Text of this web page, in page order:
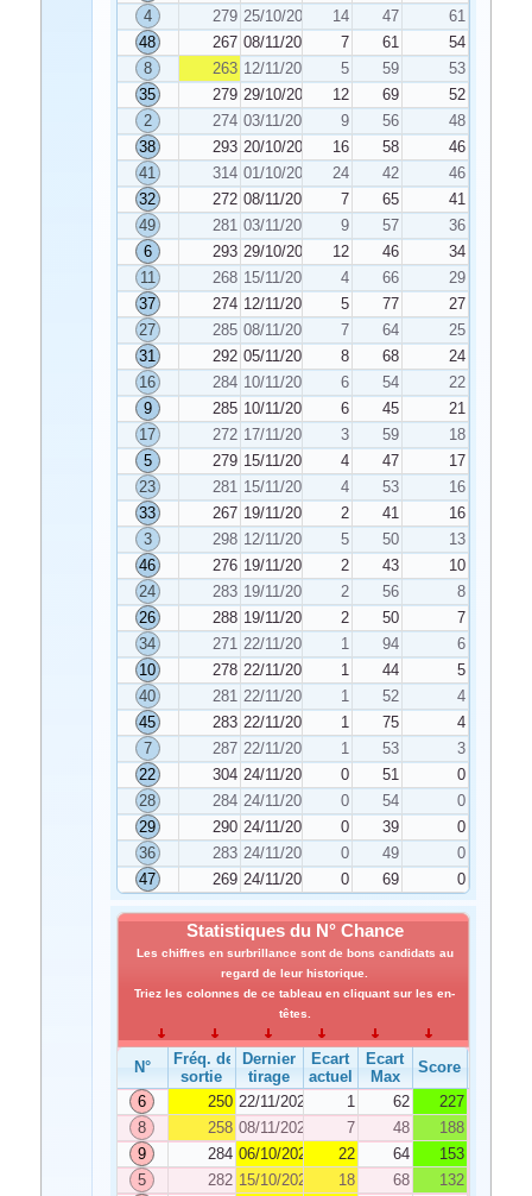
4
279 25/10/2025 14 47
61
48
267 08/11/2025 7 61
54
8
263 12/11/2025 5 59
53
35
279 29/10/2025 12 69
52
2
274 03/11/2025 9 56
48
38
293 20/10/2025 16 58
46
41
314 01/10/2025 24 42
46
32
272 08/11/2025 7 65
41
49
281 03/11/2025 9 57
36
6
293 29/10/2025 12 46
34
11
268 15/11/2025 4 66
29
37
274 12/11/2025 5 77
27
27
285 08/11/2025 7 64
25
31
292 05/11/2025 8 68
24
16
284 10/11/2025 6 54
22
9
285 10/11/2025 6 45
21
17
272 17/11/2025 3 59
18
5
279 15/11/2025 4 47
17
23
281 15/11/2025 4 53
16
33
267 19/11/2025 2 41
16
3
298 12/11/2025 5 50
13
46
276 19/11/2025 2 43
10
24
283 19/11/2025 2 56
8
26
288 19/11/2025 2 50
7
34
271 22/11/2025 1 94
6
10
278 22/11/2025 1 44
5
40
281 22/11/2025 1 52
4
45
283 22/11/2025 1 75
4
7
287 22/11/2025 1 53
3
22
304 24/11/2025 0 51
0
28
284 24/11/2025 0 54
0
29
290 24/11/2025 0 39
0
36
283 24/11/2025 0 49
0
47
269 24/11/2025 0 69 0
Statistiques du N° Chance
Les chiffres en surbrillance sont de bons candidats au
regard de leur historique.
Triez les colonnes de ce tableau en cliquant sur les en-
têtes.
N°
Fréq. de
sortie
Dernier
tirage
Ecart
actuel
Ecart
Max
Score
6
250 22/11/2025 1 62
227
8
258 08/11/2025 7 48
188
9
284 06/10/2025 22 64
153
5
282 15/10/2025 18 68
132